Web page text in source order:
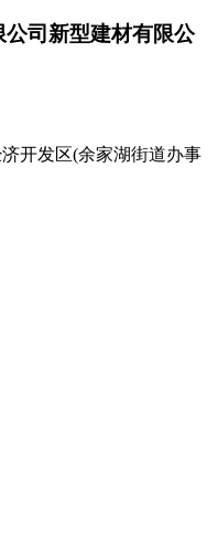
司新型建材有限公
开发区(余家湖街道办事